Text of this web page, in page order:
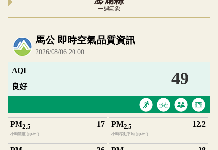
一週氣象
內嵌空氣品質小工具為視覺預覽，完整即時空